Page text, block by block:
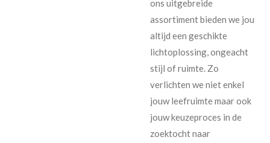
ons uitgebreide
assortiment bieden we jou
altijd een geschikte
lichtoplossing, ongeacht
stijl of ruimte. Zo
verlichten we niet enkel
jouw leefruimte maar ook
jouw keuzeproces in de
zoektocht naar